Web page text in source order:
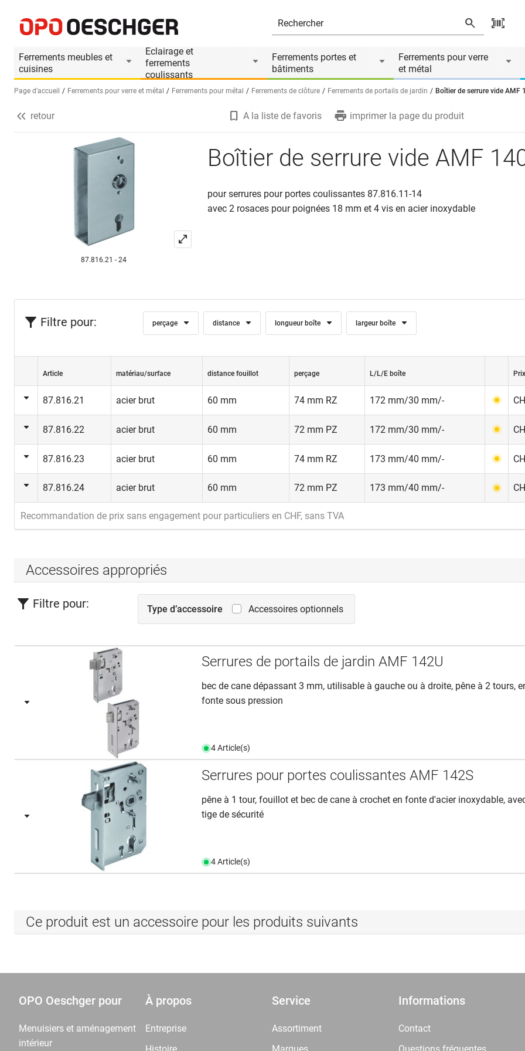
Ferrements meubles et
cuisines
Eclairage et
ferrements
coulissants
Ferrements portes et
bâtiments
Ferrements pour verre
et métal
Sélectionnez une langue (FR)
Page d’accueil Ferrements pour verre et métal Ferrements pour métal Ferrements de clôture Ferrements de portails de jardin Boîtier de serrure vide AMF
Informations produit
Accessoires appropriés Le produit est accessoire de
retour A la liste de favoris imprimer la page du produit
87.816.21 - 24
Boîtier de serrure vide AMF
pour serrures pour portes coulissantes 87.816.11-14
avec 2 rosaces pour poignées 18 mm et 4 vis en acier inoxydable
Filtre pour: perçage distance longueur boîte largeur boîte
Article matériau/surface distance fouillot perçage L/L/E boîte
87.816.21 acier brut 60 mm 74 mm RZ 172 mm/30 mm/-
87.816.22 acier brut 60 mm 72 mm PZ 172 mm/30 mm/-
87.816.23 acier brut 60 mm 74 mm RZ 173 mm/40 mm/-
87.816.24 acier brut 60 mm 72 mm PZ 173 mm/40 mm/-
Recommandation de prix sans engagement pour particuliers en CHF, sans TVA
Accessoires appropriés
Filtre pour: Type d’accessoire Accessoires optionnels
Serrures de portails de jardin AMF 142U
bec de cane dépassant 3 mm, utilisable à gauche ou à droite, pêne à 2 tours,
fonte sous pression
4 Article(s)
Serrures pour portes coulissantes AMF 142S
pêne à 1 tour, fouillot et bec de cane à crochet en fonte d'acier inoxydable,
tige de sécurité
4 Article(s)
Ce produit est un accessoire pour les produits suivants
OPO Oeschger pour
Menuisiers et aménagement
intérieur
À propos
Entreprise
Service
Assortiment
Informations
Contact